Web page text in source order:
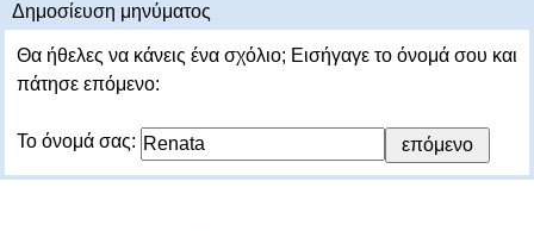
Δημοσίευση μηνύματος
Θα ήθελες να κάνεις ένα σχόλιο; Εισήγαγε το όνομά σου και
πάτησε επόμενο:
Το όνομά σας: